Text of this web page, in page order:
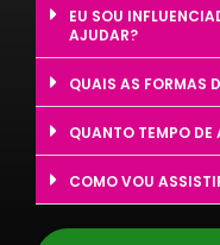
EU SOU
AJUDAR?
QUAIS AS FORMAS
QUANTO TEMPO DE
COMO VOU